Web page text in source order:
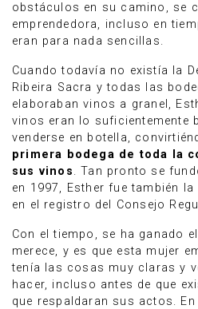
obstáculos en su camino, se
emprendedora, incluso en
eran para nada sencillas.
Cuando todavía no existía la
Ribeira Sacra y todas las
elaboraban vinos a granel,
vinos eran lo suficientemente
venderse en botella,
primera bodega de toda la
sus vinos. Tan pronto se
en 1997, Esther fue también
en el registro del Consejo
Con el tiempo, se ha ganado
merece, y es que esta mujer
tenía las cosas muy claras y
hacer, incluso antes de que
que respaldaran sus actos.